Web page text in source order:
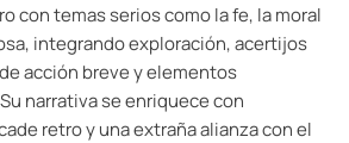
con temas serios como la fe, la moral
integrando exploración, acertijos
acción breve y elementos
narrativa se enriquece con
retro y una extraña alianza con el